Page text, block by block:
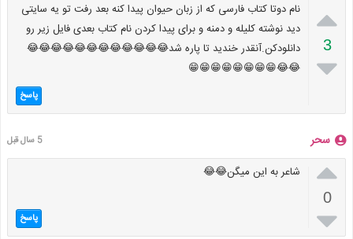

3

نام دوتا کتاب فارسی که از زبان حیوان پیدا کنه بعد رفت تو یه سایتی
دید نوشته کلیله و دمنه و برای پیدا کردن نام کتاب بعدی فایل زیر رو
دانلودکن.آنقدر خندید تا پاره شد😂😂😂😂😂😂😂😂😂😂😂😂
😂😂😁😁😁😁😁😁😁😁
پاسخ
سحر 5 سال قبل

0

شاعر به این میگن😂😂
پاسخ